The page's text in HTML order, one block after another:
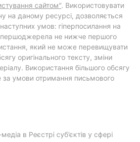
сайтом". Використовувати
на даному ресурсі, дозволяється
умов: гіперпосилання на
першоджерела не нижче першого
який не може перевищувати
оригінального тексту, зміни
Використання більшого обсягу
умови отримання письмового
в Реєстрі суб’єктів у сфері